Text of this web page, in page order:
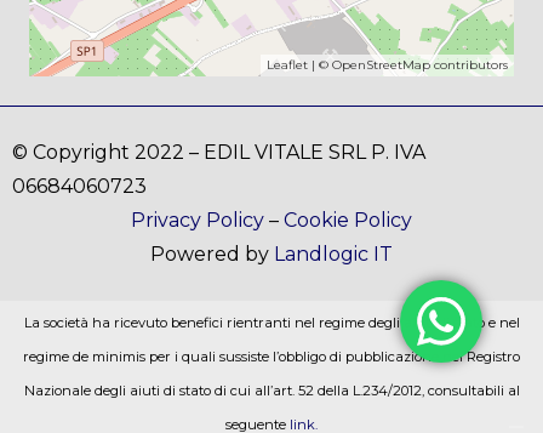
Leaflet | © OpenStreetMapcontributors
© Copyright 2022 – EDIL VITALE SRL P. IVA
06684060723
Privacy Policy – Cookie Policy
Powered by Landlogic IT
La società ha ricevuto benefici rientranti nel regime degli aiuti di stato e nel
regime de minimis per i quali sussiste l’obbligo di pubblicazione nel Registro
Nazionale degli aiuti di stato di cui all’art. 52 della L.234/2012, consultabili al
seguente link.